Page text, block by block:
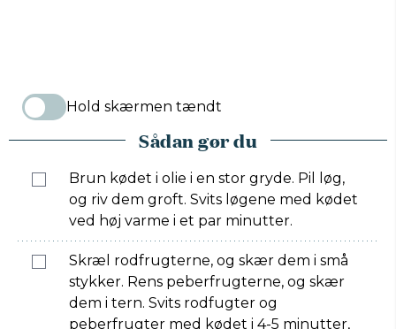
Hold skærmen tændt
Sådan gør du
Brun kødet i olie i en stor gryde. Pil løg,
og riv dem groft. Svits løgene med kødet
ved høj varme i et par minutter.
Skræl rodfrugterne, og skær dem i små
stykker. Rens peberfrugterne, og skær
dem i tern. Svits rodfugter og
peberfrugter med kødet i 4-5 minutter,